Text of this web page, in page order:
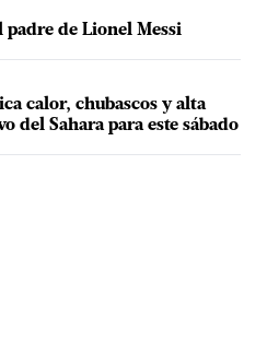
padre de Lionel Messi
calor, chubascos y alta
del Sahara para este sábado